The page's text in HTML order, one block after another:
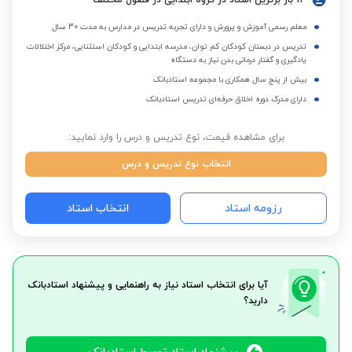
معلم رسمی آموزش و پرورش و دارای تجربه تدریس در مدارس به مدت 30 سال
تدریس در دبستان کودکان کم توان، مدرسه ابتدایی و کودکان استثنایی، مرکز اختلالات
یادگیری و گفتار درمانی بدن نیاز به دستگاه
بیش از پنج سال همکاری با مجموعه استادبانک
دارای مدرک دوره اخلاق حرفه‌ای تدریس استادبانک
برای مشاهده قیمت، نوع تدریس و درس را وارد نمایید:
انتخاب نوع تدریس و درس
رزومه استاد انتخاب استاد
آیا برای انتخاب استاد نیاز به راهنمایی و پیشنهاد استادبانک
دارید؟